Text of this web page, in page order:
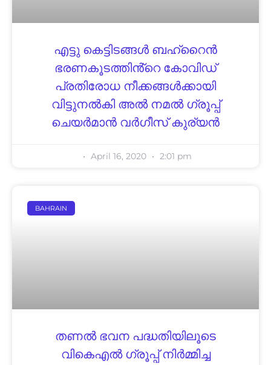
എട്ടു കെട്ടിടങ്ങള്‍ ബഹ്റൈൻ
ഭരണകൂടത്തിൻ്റെ കോവിഡ്
പ്രതിരോധ നീക്കങ്ങള്‍ക്കായി
വിട്ടുനല്‍കി അല്‍ നമല്‍ ഗ്രൂപ്പ്
ചെയര്‍മാന്‍ വര്‍ഗീസ് കുര്യന്‍
April 16, 2020 2:01 pm
BAHRAIN
തണൽ ഭവന പദ്ധതിയിലൂടെ
വികെഎൽ ഗ്രൂപ്പ് നിർമ്മിച്ച